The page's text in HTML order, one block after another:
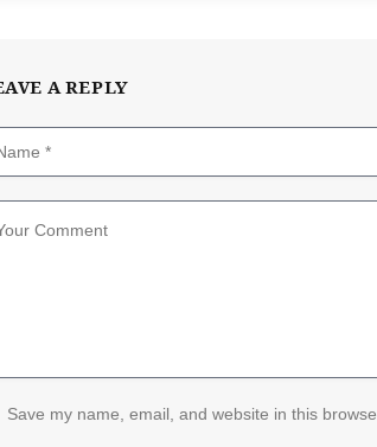
A REPLY
Save my name, email, and website in this